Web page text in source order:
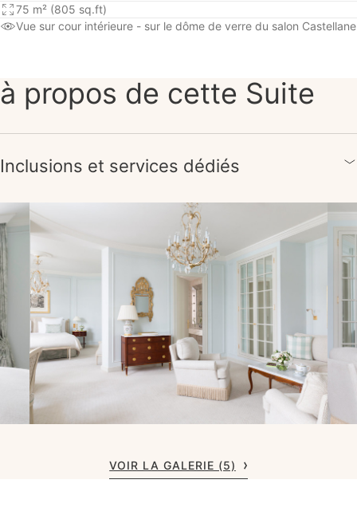
75 m² (805 sq.ft)
Vue sur cour intérieure - sur le dôme de verre du salon Castellane
à propos de cette Suite
Inclusions et services dédiés
VOIR LA GALERIE (5)